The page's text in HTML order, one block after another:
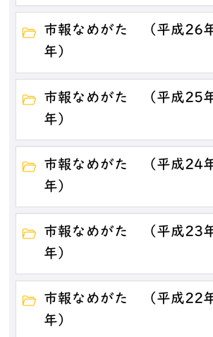
市報なめがた （平成26
年）
市報なめがた （平成25
年）
市報なめがた （平成24
年）
市報なめがた （平成23
年）
市報なめがた （平成22
年）